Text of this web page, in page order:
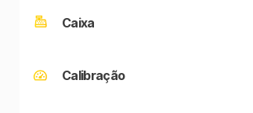
Caixa
Calibração